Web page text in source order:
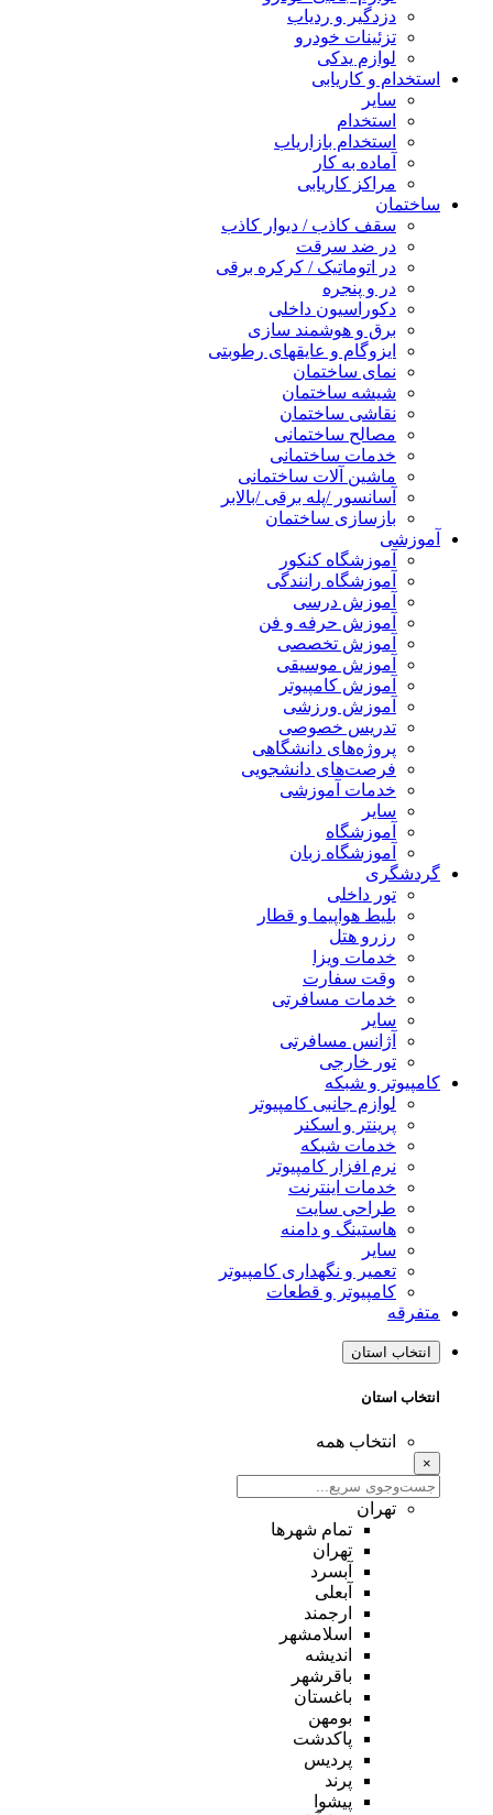
دزدگیر و ردیاب
تزئینات خودرو
لوازم یدکی
استخدام و کاریابی
سایر
استخدام
استخدام بازاریاب
آماده به کار
مراکز کاریابی
ساختمان
سقف کاذب / دیوار کاذب
در ضد سرقت
در اتوماتیک / کرکره برقی
در و پنجره
دکوراسیون داخلی
برق و هوشمند سازی
ایزوگام و عایقهای رطوبتی
نمای ساختمان
شیشه ساختمان
نقاشی ساختمان
مصالح ساختمانی
خدمات ساختمانی
ماشین آلات ساختمانی
آسانسور /پله برقی /بالابر
بازسازی ساختمان
آموزشی
آموزشگاه کنکور
آموزشگاه رانندگی
آموزش درسی
آموزش حرفه و فن
آموزش تخصصی
آموزش موسیقی
آموزش کامپیوتر
آموزش ورزشی
تدریس خصوصی
پروژه‌های دانشگاهی
فرصت‌های دانشجویی
خدمات آموزشی
سایر
آموزشگاه
آموزشگاه زبان
گردشگری
تور داخلی
بلیط هواپیما و قطار
رزرو هتل
خدمات ویزا
وقت سفارت
خدمات مسافرتی
سایر
آژانس مسافرتی
تور خارجی
کامپیوتر و شبکه
لوازم جانبی کامپیوتر
پرینتر و اسکنر
خدمات شبکه
نرم افزار کامپیوتر
خدمات اینترنت
طراحی سایت
هاستینگ و دامنه
سایر
تعمیر و نگهداری کامپیوتر
کامپیوتر و قطعات
متفرقه
انتخاب استان
انتخاب استان
انتخاب همه
×
تهران
تمام شهر‌ها
تهران
آبسرد
آبعلی
ارجمند
اسلامشهر
اندیشه
باقرشهر
باغستان
بومهن
پاکدشت
پردیس
پرند
پیشوا